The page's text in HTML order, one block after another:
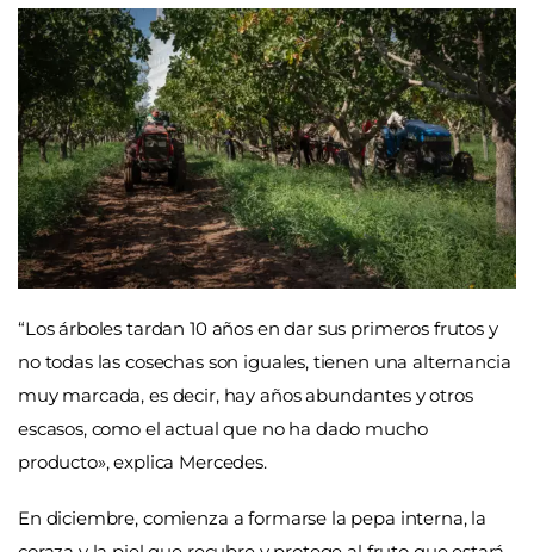
“Los árboles tardan 10 años en dar sus primeros frutos y
no todas las cosechas son iguales, tienen una alternancia
muy marcada, es decir, hay años abundantes y otros
escasos, como el actual que no ha dado mucho
producto», explica Mercedes.
En diciembre, comienza a formarse la pepa interna, la